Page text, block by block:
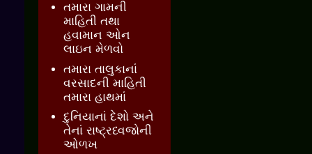
તમારા ગામની
માહિતી તથા
હવામાન ઓન
લાઇન મેળવો
તમારા તાલુકાનાં
વરસાદની માહિતી
તમારા હાથમાં
દુનિયાનાં દેશો અને
તેનાં રાષ્ટ્રધ્વજોની
ઓળખ